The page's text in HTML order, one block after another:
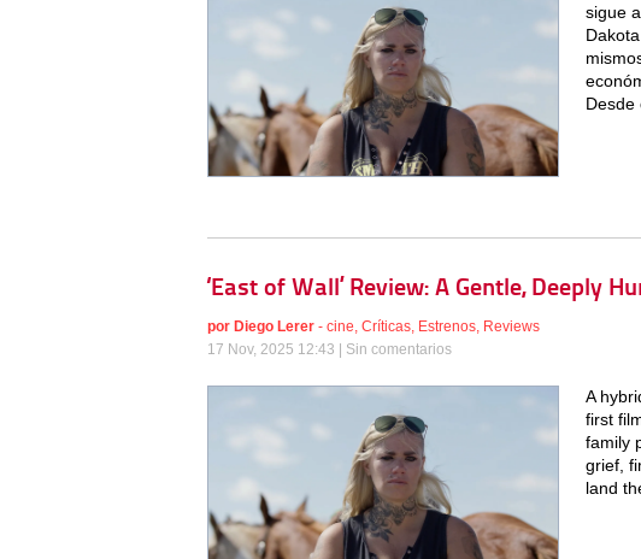
sigue
Desde
‘East of Wall’ Review: A Gentle, Deeply
por Diego Lerer - cine, Críticas, Estrenos, Reviews
17 Nov, 2025 12:43 | Sin comentarios
A
first
family
grief,
land